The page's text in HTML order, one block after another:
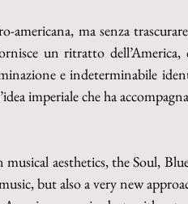
americana, ma senza
un ritratto
e indeterminabile
imperiale che ha
aesthetics, the Soul,
but also a very new